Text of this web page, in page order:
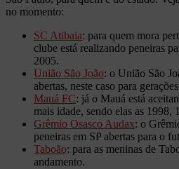
no momento:
SC Atibaia: para quem mora
clube está realizando peneiras
2005.
União São João: o União São
abertas, neste caso para
Mauá FC: já o Mauá está
mais idade, sendo elas as 1998,
Grêmio Osasco Audax: o
peneiras em SP abertas para o
Taboão: para as meninas de
andamento.